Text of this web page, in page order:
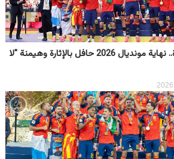
إسبانيا بطلة العالم بجدارة.. نهاية مونديال 2026 حافل بالإثارة وهيمنة "لا